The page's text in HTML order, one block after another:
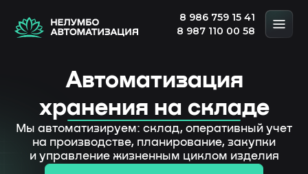
8 986 759 15 41
8 987 110 00 58
хранения на складе
на производстве, планирование, закупки
и управление жизненным циклом изделия
Оставить заявку
Скачать презентацию